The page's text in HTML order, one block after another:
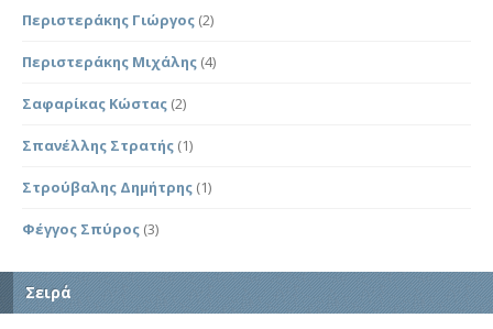
Περιστεράκης Γιώργος (2)
Περιστεράκης Μιχάλης (4)
Σαφαρίκας Κώστας (2)
Σπανέλλης Στρατής (1)
Στρούβαλης Δημήτρης (1)
Φέγγος Σπύρος (3)
Σειρά